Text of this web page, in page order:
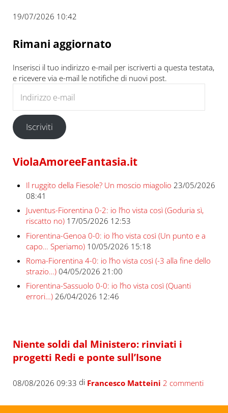
19/07/2026 10:42
Rimani aggiornato
Inserisci il tuo indirizzo e-mail per iscriverti a questa testata,
e ricevere via e-mail le notifiche di nuovi post.
Iscriviti
ViolaAmoreeFantasia.it
Il ruggito della Fiesole? Un moscio miagolio 23/05/2026
08:41
Juventus-Fiorentina 0-2: io l’ho vista così (Goduria sì,
riscatto no) 17/05/2026 12:53
Fiorentina-Genoa 0-0: io l’ho vista così (Un punto e a
capo… Speriamo) 10/05/2026 15:18
Roma-Fiorentina 4-0: io l’ho vista così (-3 alla fine dello
strazio…) 04/05/2026 21:00
Fiorentina-Sassuolo 0-0: io l’ho vista così (Quanti
errori…) 26/04/2026 12:46
Niente soldi dal Ministero: rinviati i
progetti Redi e ponte sull’Isone
08/08/2026 09:33 di Francesco Matteini 2 commenti